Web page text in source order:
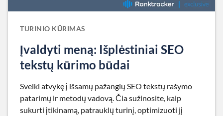
TURINIO KŪRIMAS
Įvaldyti meną: Išplėstiniai SEO
tekstų kūrimo būdai
Sveiki atvykę į išsamų pažangių SEO tekstų rašymo
patarimų ir metodų vadovą. Čia sužinosite, kaip
sukurti įtikinamą, patrauklų turinį, optimizuoti jį